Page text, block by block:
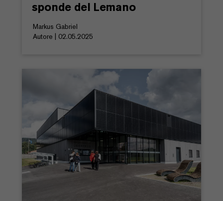
sponde del Lemano
Markus Gabriel
Autore | 02.05.2025